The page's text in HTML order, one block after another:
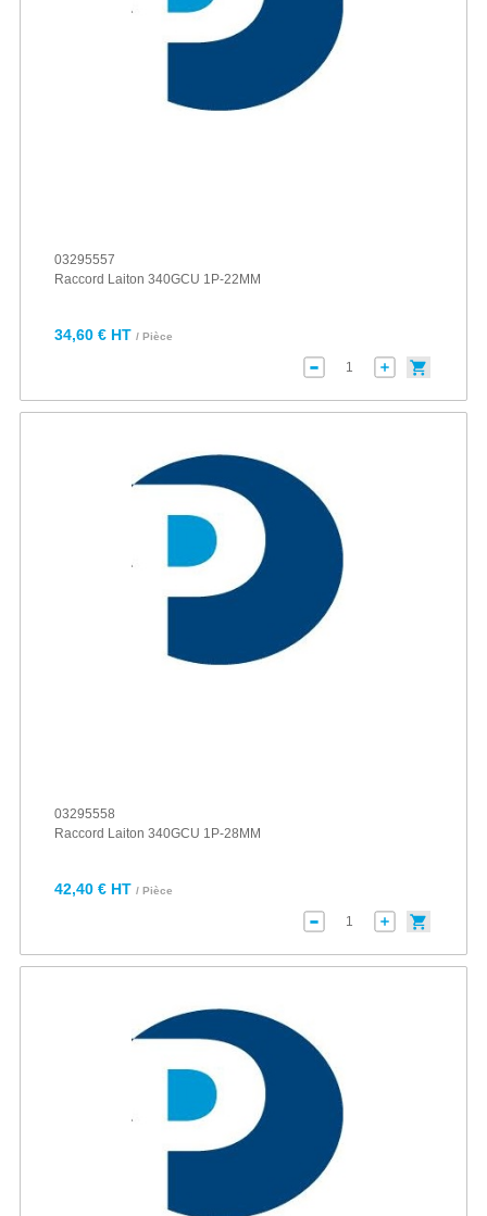
03295557
Raccord Laiton 340GCU 1P-22MM
34,60 € HT / Pièce
03295558
Raccord Laiton 340GCU 1P-28MM
42,40 € HT / Pièce